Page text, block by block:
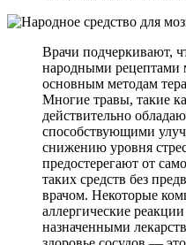
Врачи подчеркивают,
народными рецептами
основным методам
Многие травы, такие
действительно
способствующими
снижению уровня
предостерегают от
таких средств без
врачом. Некоторые
аллергические
назначенными